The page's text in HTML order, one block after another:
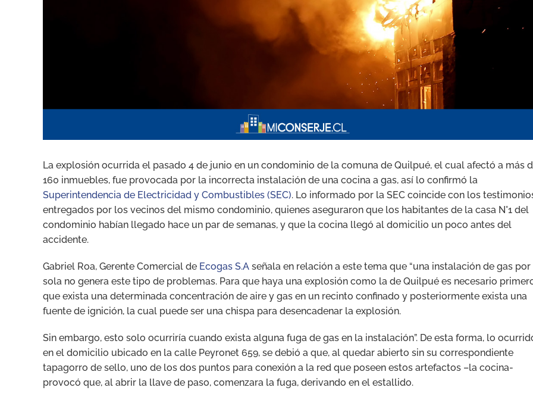
La explosión ocurrida el pasado 4 de junio en un condominio de la comuna de Quilpué, el cual afectó a más
160 inmuebles, fue provocada por la incorrecta instalación de una cocina a gas, así lo confirmó la
Superintendencia de Electricidad y Combustibles (SEC). Lo informado por la SEC coincide con los
entregados por los vecinos del mismo condominio, quienes aseguraron que los habitantes de la casa N°1 del
condominio habían llegado hace un par de semanas, y que la cocina llegó al domicilio un poco antes del
accidente.
Gabriel Roa, Gerente Comercial de Ecogas S.A señala en relación a este tema que “una instalación de gas por
sola no genera este tipo de problemas. Para que haya una explosión como la de Quilpué es necesario
que exista una determinada concentración de aire y gas en un recinto confinado y posteriormente exista una
fuente de ignición, la cual puede ser una chispa para desencadenar la explosión.
Sin embargo, esto solo ocurriría cuando exista alguna fuga de gas en la instalación”. De esta forma, lo
en el domicilio ubicado en la calle Peyronet 659, se debió a que, al quedar abierto sin su correspondiente
tapagorro de sello, uno de los dos puntos para conexión a la red que poseen estos artefactos –la cocina-
provocó que, al abrir la llave de paso, comenzara la fuga, derivando en el estallido.